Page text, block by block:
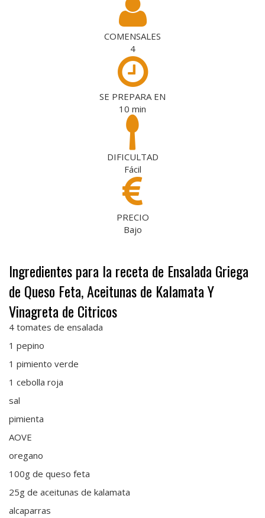
COMENSALES
4
SE PREPARA EN
10 min
DIFICULTAD
Fácil
PRECIO
Bajo
Ingredientes para la receta de Ensalada Griega
de Queso Feta, Aceitunas de Kalamata Y
Vinagreta de Citricos
4 tomates de ensalada
1 pepino
1 pimiento verde
1 cebolla roja
sal
pimienta
AOVE
oregano
100g de queso feta
25g de aceitunas de kalamata
alcaparras